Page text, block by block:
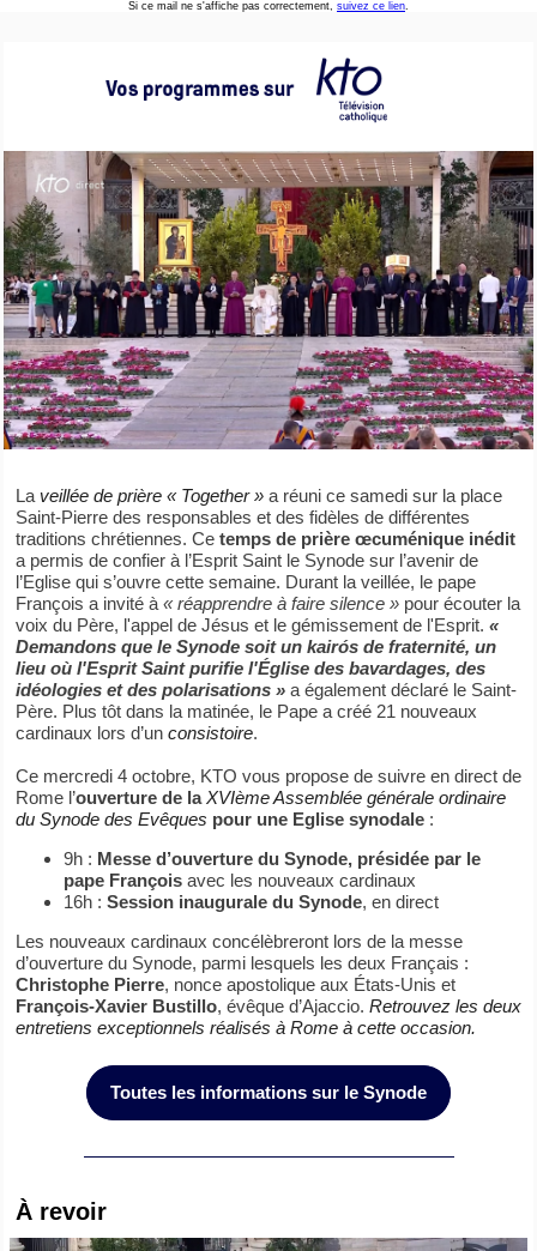
Si ce mail ne s'affiche pas correctement, suivez ce lien.
La veillée de prière « Together » a réuni ce samedi sur la place
Saint-Pierre des responsables et des fidèles de différentes
traditions chrétiennes. Ce temps de prière œcuménique inédit
a permis de confier à l’Esprit Saint le Synode sur l’avenir de
l’Eglise qui s’ouvre cette semaine. Durant la veillée, le pape
François a invité à « réapprendre à faire silence » pour écouter la
voix du Père, l'appel de Jésus et le gémissement de l'Esprit. «
Demandons que le Synode soit un kairós de fraternité, un
lieu où l'Esprit Saint purifie l'Église des bavardages, des
idéologies et des polarisations » a également déclaré le Saint-
Père. Plus tôt dans la matinée, le Pape a créé 21 nouveaux
cardinaux lors d’un consistoire.
Ce mercredi 4 octobre, KTO vous propose de suivre en direct de
Rome l’ouverture de laXVIème Assemblée générale ordinaire
du Synode des Evêques pour une Eglise synodale :
9h : Messe d’ouverture du Synode, présidée par le
pape François avec les nouveaux cardinaux
16h : Session inaugurale du Synode, en direct
Les nouveaux cardinaux concélèbreront lors de la messe
d’ouverture du Synode, parmi lesquels les deux Français :
Christophe Pierre, nonce apostolique aux États-Unis et
François-Xavier Bustillo, évêque d’Ajaccio. Retrouvez les deux
entretiens exceptionnels réalisés à Rome à cette occasion.
Toutes les informations sur le Synode
À revoir